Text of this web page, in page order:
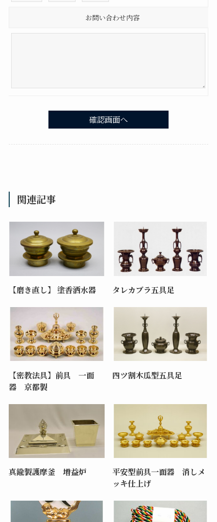
お問い合わせ内容
関連記事
【磨き直し】 塗香洒水器 タレカブラ五具足
【密教法具】前具 一面
器 京都製
四ツ割木瓜型五具足
真鍮製護摩釜 増益炉
平安型前具一面器 消しメ
ッキ仕上げ